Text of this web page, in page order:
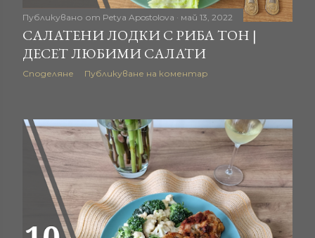
ц
и
и
Публикувано от Petya Apostolova май 13, 2022
САЛАТЕНИ ЛОДКИ С РИБА ТОН |
ДЕСЕТ ЛЮБИМИ САЛАТИ
Споделяне Публикуване на коментар